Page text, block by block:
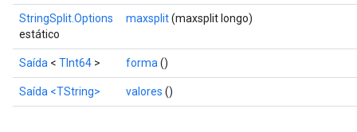
StringSplit.Options
estático
maxsplit(maxsplit longo)
Saída < TInt64 > forma ()
Saída <TString> valores ()